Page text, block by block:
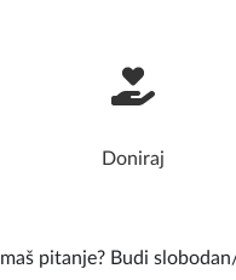
Doniraj
Imaš pitanje? Budi